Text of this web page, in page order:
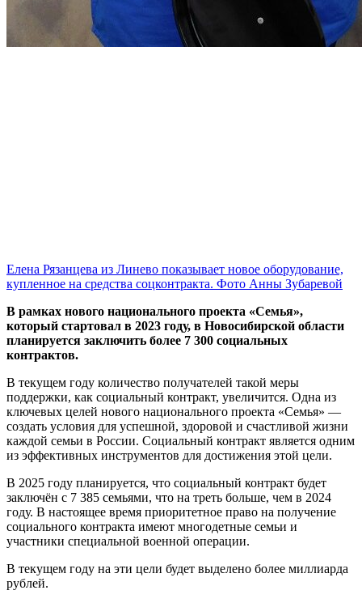
Елена Рязанцева из Линево показывает новое оборудование,
купленное на средства соцконтракта. Фото Анны Зубаревой
В рамках нового национального проекта «Семья»,
который стартовал в 2023 году, в Новосибирской области
планируется заключить более 7 300 социальных
контрактов.
В текущем году количество получателей такой меры
поддержки, как социальный контракт, увеличится. Одна из
ключевых целей нового национального проекта «Семья» —
создать условия для успешной, здоровой и счастливой жизни
каждой семьи в России. Социальный контракт является одним
из эффективных инструментов для достижения этой цели.
В 2025 году планируется, что социальный контракт будет
заключён с 7 385 семьями, что на треть больше, чем в 2024
году. В настоящее время приоритетное право на получение
социального контракта имеют многодетные семьи и
участники специальной военной операции.
В текущем году на эти цели будет выделено более миллиарда
рублей.